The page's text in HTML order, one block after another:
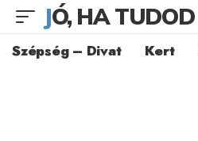
JÓ, HA TUDOD
Szépség – Divat Kert